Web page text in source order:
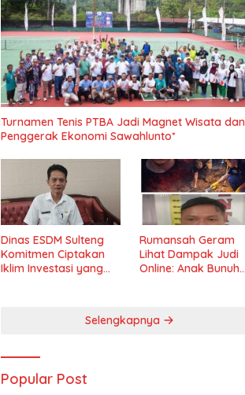
Turnamen Tenis PTBA Jadi Magnet Wisata dan
Penggerak Ekonomi Sawahlunto*
Dinas ESDM Sulteng
Komitmen Ciptakan
Iklim Investasi yang
Rumansah Geram
Lihat Dampak Judi
Online: Anak Bunuh
Selengkapnya
Popular Post